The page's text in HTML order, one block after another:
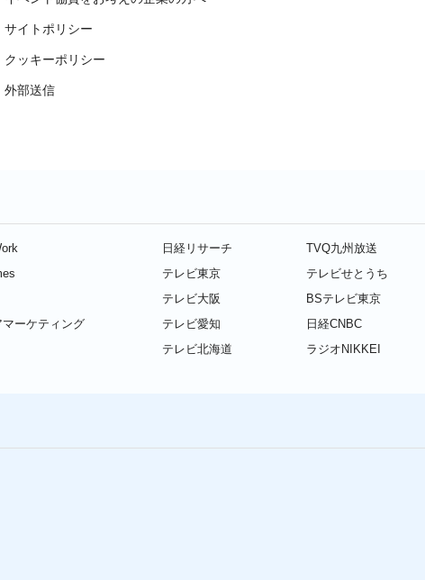
サイトポリシー
クッキーポリシー
外部送信
マーケティング
日経リサーチ
テレビ東京
テレビ大阪
テレビ愛知
テレビ北海道
TVQ九州放送
テレビせとうち
BSテレビ東京
日経CNBC
ラジオNIKKEI